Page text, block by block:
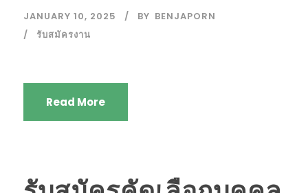
JANUARY 10, 2025 BY BENJAPORN
รับสมัครงาน
Read More